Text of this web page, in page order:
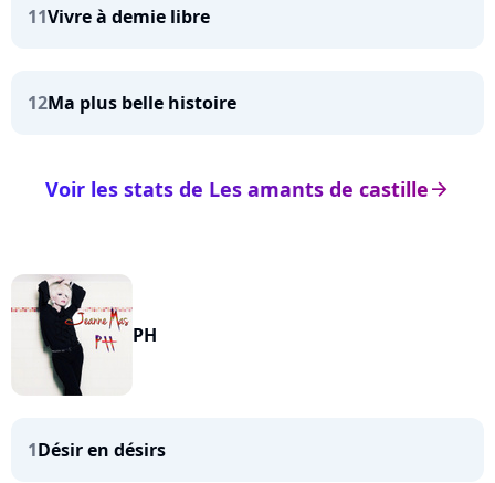
11Vivre à demie libre
12Ma plus belle histoire
arrow_right
Voir les stats de Les amants de castille
PH
1Désir en désirs